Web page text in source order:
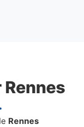
Rennes
Rennes